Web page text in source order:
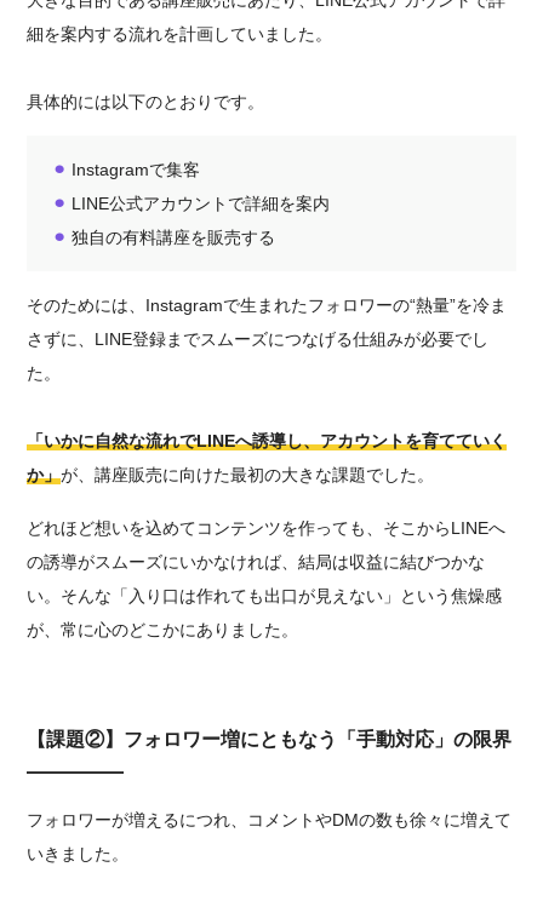
細を案内する流れを計画していました。
具体的には以下のとおりです。
⚫︎ Instagramで集客
⚫︎ LINE公式アカウントで詳細を案内
⚫︎ 独自の有料講座を販売する
そのためには、Instagramで生まれたフォロワーの“熱量”を冷ま
さずに、LINE登録までスムーズにつなげる仕組みが必要でし
た。
「いかに自然な流れでLINEへ誘導し、アカウントを育てていく
か」が、講座販売に向けた最初の大きな課題でした。
どれほど想いを込めてコンテンツを作っても、そこからLINEへ
の誘導がスムーズにいかなければ、結局は収益に結びつかな
い。そんな「入り口は作れても出口が見えない」という焦燥感
が、常に心のどこかにありました。
【課題②】フォロワー増にともなう「手動対応」の限界
フォロワーが増えるにつれ、コメントやDMの数も徐々に増えて
いきました。